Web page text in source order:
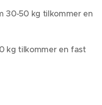
30-50 kg tilkommer en
kg tilkommer en fast